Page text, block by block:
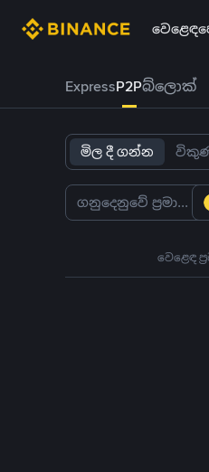
ExpressP2Pබ්ලොක්
මිල දී ගන්න
වෙළෙඳ